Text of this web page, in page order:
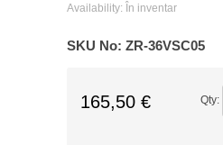
Availability: În inventar
SKU No: ZR-36VSC05
165,50 € Qty: